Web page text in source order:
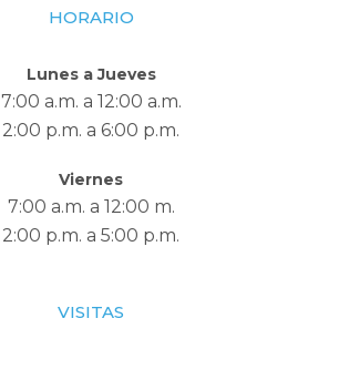
HORARIO
Lunes a Jueves
7:00 a.m. a 12:00 a.m.
2:00 p.m. a 6:00 p.m.
Viernes
7:00 a.m. a 12:00 m.
2:00 p.m. a 5:00 p.m.
VISITAS